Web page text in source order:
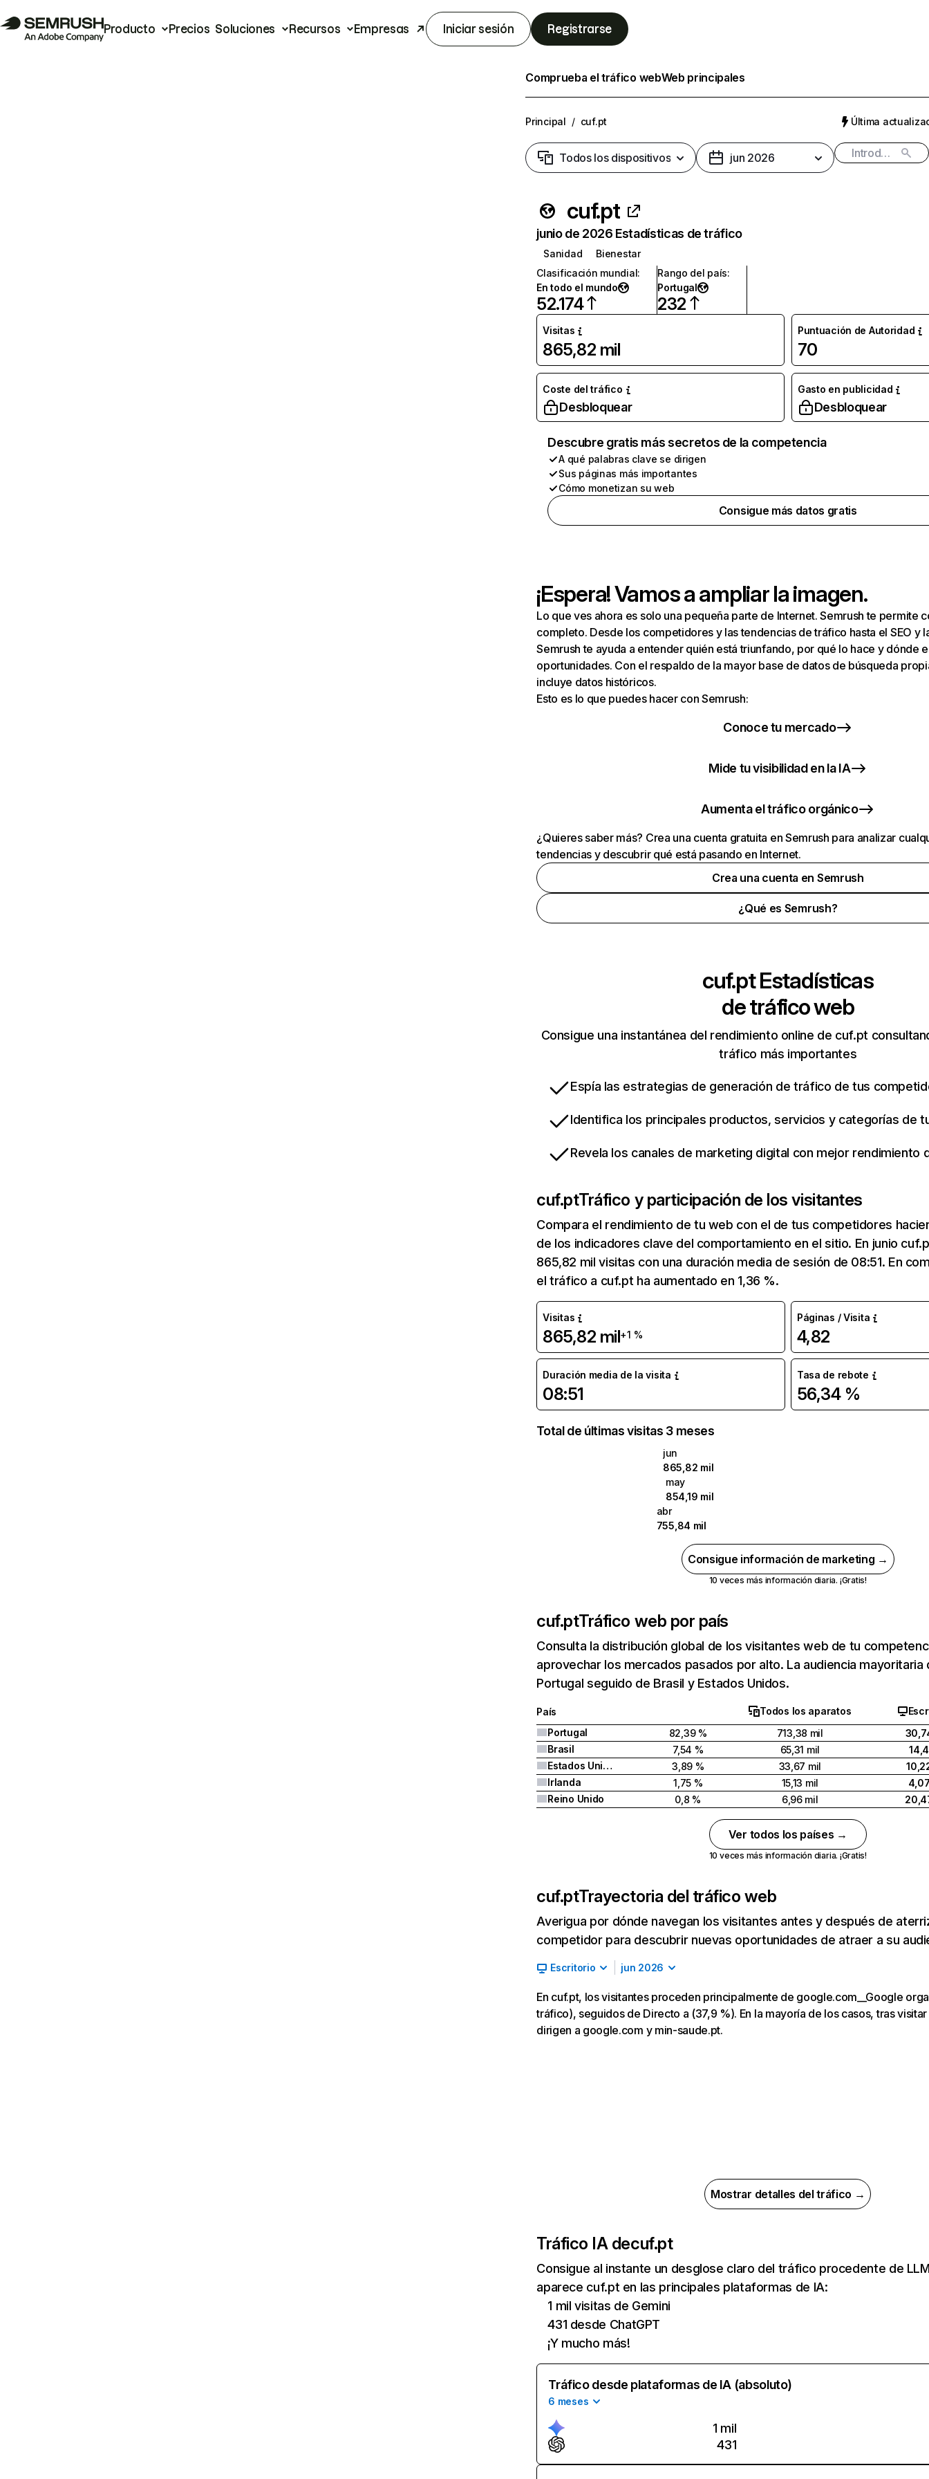
Producto Precios Soluciones Recursos Empresas Iniciar sesión Registrarse
Comprueba el tráfico webWeb principales
Principal / cuf.pt Última
Todos los dispositivos jun 2026
cuf.pt
junio de 2026 Estadísticas de tráfico
Sanidad
Bienestar
Clasificación mundial:
En todo el mundo
52.174
Rango del país:
Portugal
232
Visitas
865,82 mil
Puntuación de Autoridad
70
Coste del tráfico
Desbloquear
Gasto en publicidad
Desbloquear
Descubre gratis más secretos de la competencia
A qué palabras clave se dirigen
Sus páginas más importantes
Cómo monetizan su web
Consigue más datos gratis
¡Espera! Vamos a ampliar la imagen.
Lo que ves ahora es solo una pequeña parte de Internet. Semrush te permite
completo. Desde los competidores y las tendencias de tráfico hasta el SEO y
Semrush te ayuda a entender quién está triunfando, por qué lo hace y dónde
oportunidades. Con el respaldo de la mayor base de datos de búsqueda
incluye datos históricos.
Esto es lo que puedes hacer con Semrush:
Conoce tu mercado
Mide tu visibilidad en la IA
Aumenta el tráfico orgánico
¿Quieres saber más? Crea una cuenta gratuita en Semrush para analizar
tendencias y descubrir qué está pasando en Internet.
Crea una cuenta en Semrush
¿Qué es Semrush?
cuf.ptEstadísticas
de tráfico web
Consigue una instantánea del rendimiento online de cuf.pt
tráfico más importantes
Espía las estrategias de generación de tráfico de tus
Identifica los principales productos, servicios y categorías de
Revela los canales de marketing digital con mejor rendimiento
cuf.ptTráfico y participación de los visitantes
Compara el rendimiento de tu web con el de tus competidores
de los indicadores clave del comportamiento en el sitio. En junio
865,82 mil visitas con una duración media de sesión de 08:51. En
el tráfico a cuf.pt ha aumentado en 1,36 %.
Visitas
865,82 mil+1 %
Páginas / Visita
4,82
Duración media de la visita
08:51
Tasa de rebote
56,34 %
Total de últimas visitas 3 meses
jun
865,82 mil
may
854,19 mil
abr
755,84 mil
Consigue información de marketing →
10 veces más información diaria. ¡Gratis!
cuf.ptTráfico web por país
Consulta la distribución global de los visitantes web de tu
aprovechar los mercados pasados por alto. La audiencia
Portugal seguido de Brasil y Estados Unidos.
País Todos los aparatos
Portugal
82,39 % 713,38 mil
Brasil
7,54 % 65,31 mil
Estados Unidos
3,89 % 33,67 mil
Irlanda
1,75 % 15,13 mil
Reino Unido
0,8 % 6,96 mil
Ver todos los países →
10 veces más información diaria. ¡Gratis!
cuf.ptTrayectoria del tráfico web
Averigua por dónde navegan los visitantes antes y después de
competidor para descubrir nuevas oportunidades de atraer a su
Escritorio jun 2026
En cuf.pt, los visitantes proceden principalmente de google.com__Google
tráfico), seguidos de Directo a (37,9 %). En la mayoría de los casos, tras
dirigen a google.com y min-saude.pt.
Mostrar detalles del tráfico →
Tráfico IA decuf.pt
Consigue al instante un desglose claro del tráfico procedente de
aparece cuf.pt en las principales plataformas de IA:
1 mil visitas de Gemini
431 desde ChatGPT
¡Y mucho más!
Tráfico desde plataformas de IA (absoluto)
6 meses
1 mil
431